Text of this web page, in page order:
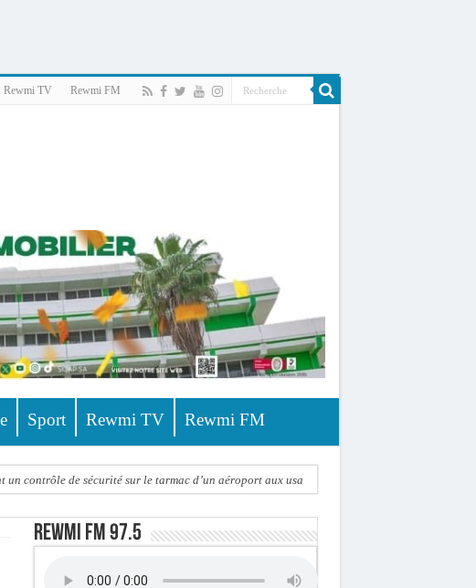
Rewmi TV Rewmi FM
Sport Rewmi TV Rewmi FM
contrôle de sécurité sur le tarmac d’un aéroport aux usa
Rewmi FM 97.5